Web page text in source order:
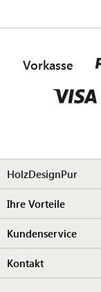
Vorkasse
HolzDesignPur
Ihre Vorteile
Kundenservice
Kontakt